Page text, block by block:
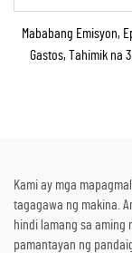
Mababang Emisyon,
Gastos, Tahimik na
Kami ay mga
tagagawa ng makina.
hindi lamang sa aming
pamantayan ng